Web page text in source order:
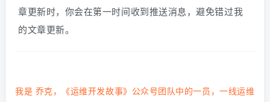
章更新时，你会在第一时间收到推送消息，避免错过我
的文章更新。
我是 乔克，《运维开发故事》公众号团队中的一员，一线运维